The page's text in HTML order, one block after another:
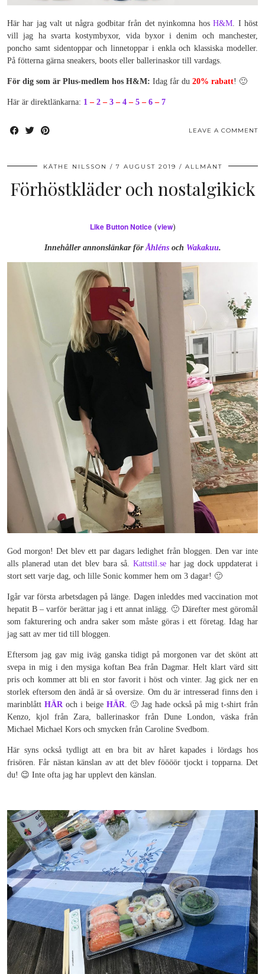
Här har jag valt ut några godbitar från det nyinkomna hosH&M . I höst
vill jag ha svarta kostymbyxor, vida byxor i denim och manchester,
poncho samt sidentoppar och linnetoppar i enkla och klassiska modeller.
På fötterna gärna sneakers, boots eller ballerinaskor till vardags.
För dig som är Plus-medlem hos H&M: Idag får du 20% rabatt! 🙂
Här är direktlänkarna: 1 – 2 – 3 – 4 – 5 – 6 – 7
LEAVE A COMMENT
KÄTHE NILSSON 7 AUGUST 2019 ALLMÄNT
Förhöstkläder och nostalgikick
Like Button Notice(view)
Innehåller annonslänkar för Åhlénsoch Wakakuu.
God morgon! Det blev ett par dagars ledighet från bloggen. Den var inte
alls planerad utan det blev bara så. Kattstil.se har jag dock uppdaterat i
stort sett varje dag, och lille Sonic kommer hem om 3 dagar! 🙂
Igår var första arbetsdagen på länge. Dagen inleddes med vaccination mot
hepatit B – varför berättar jag i ett annat inlägg. 🙂 Därefter mest göromål
som fakturering och andra saker som måste göras i ett företag. Idag har
jag satt av mer tid till bloggen.
Eftersom jag gav mig iväg ganska tidigt på morgonen var det skönt att
svepa in mig i den mysiga koftan Bea från Dagmar. Helt klart värd sitt
pris och kommer att bli en stor favorit i höst och vinter. Jag gick ner en
storlek eftersom den ändå är så oversize. Om du är intresserad finns den i
marinblått HÄRoch i beige HÄR. 🙂 Jag hade också på mig t-shirt från
Kenzo, kjol från Zara, ballerinaskor från Dune London, väska från
Michael Michael Kors och smycken från Caroline Svedbom.
Här syns också tydligt att en bra bit av håret kapades i lördags hos
frisören. Får nästan känslan av att det blev föööör tjockt i topparna. Det
du! 😉 Inte ofta jag har upplevt den känslan.